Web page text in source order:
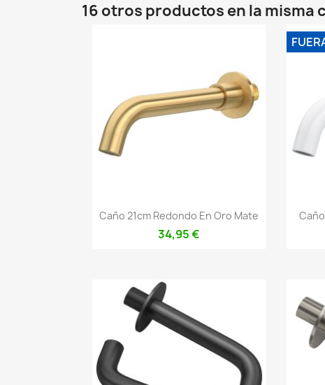
16 otros productos en la misma
Vista rápida
Caño 21cm Redondo En Oro Mate
34,95 €